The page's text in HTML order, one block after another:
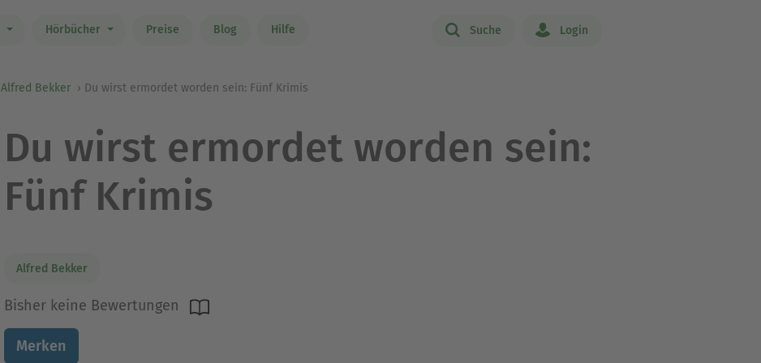
Hörbücher Preise Blog Hilfe Suche Login
Alfred Bekker Du wirst ermordet worden sein: Fünf Krimis
Du wirst ermordet worden sein:
Fünf Krimis
Alfred Bekker
Bisher keine Bewertungen
Merken